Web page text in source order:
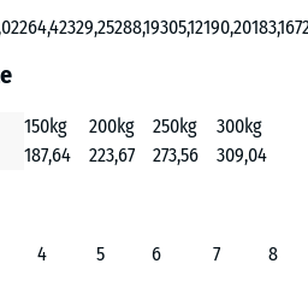
264,42329,25288,19305,12190,20183,16
150kg 200kg 250kg
300kg
187,64 223,67 273,56 309,04
4 5 6 7
8